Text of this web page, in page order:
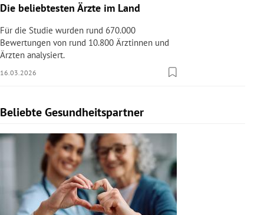
Die beliebtesten Ärzte im Land
Für die Studie wurden rund 670.000
Bewertungen von rund 10.800 Ärztinnen und
Ärzten analysiert.
16.03.2026
Beliebte Gesundheitspartner
Slide 1 von 1